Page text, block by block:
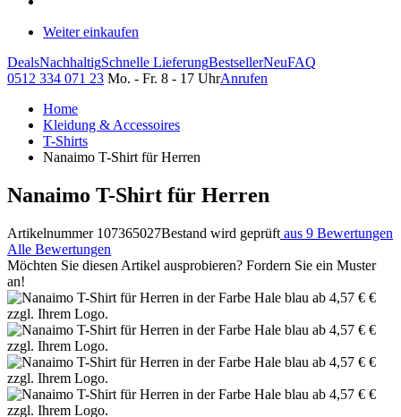
Weiter einkaufen
DealsNachhaltigSchnelle LieferungBestsellerNeuFAQ
0512 334 071 23 Mo. - Fr. 8 - 17 UhrAnrufen
Home
Kleidung & Accessoires
T-Shirts
Nanaimo T-Shirt für Herren
Nanaimo T-Shirt für Herren
Artikelnummer 107365027Bestand wird geprüft aus 9 Bewertungen
Alle Bewertungen
Möchten Sie diesen Artikel ausprobieren? Fordern Sie ein Muster
an!